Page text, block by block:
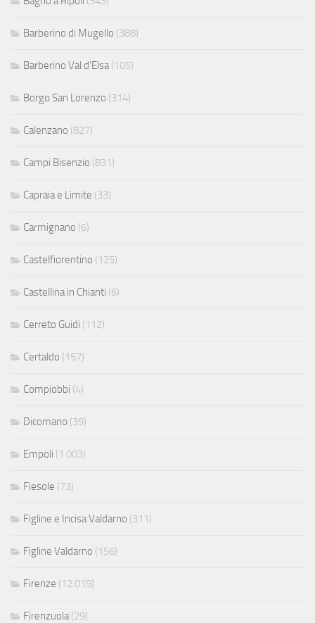
Barberino di Mugello (388)
Barberino Val d'Elsa(105)
Borgo San Lorenzo (314)
Calenzano (827)
Campi Bisenzio (831)
Capraia e Limite (33)
Carmignano (6)
Castelfiorentino (125)
Castellina in Chianti (6)
Cerreto Guidi (112)
Certaldo (157)
Compiobbi (4)
Dicomano (39)
Empoli (1.003)
Fiesole (73)
Figline e Incisa Valdarno (311)
Figline Valdarno (156)
Firenze (12.019)
Firenzuola(29)